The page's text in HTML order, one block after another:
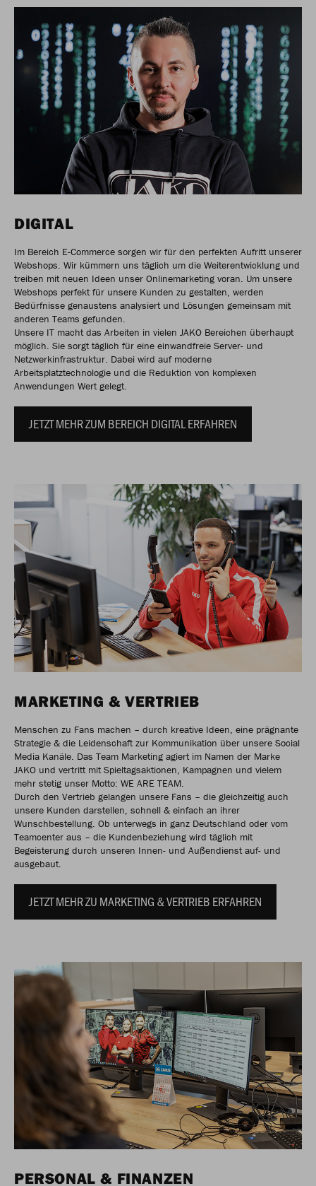
DIGITAL
Im Bereich E-Commerce sorgen wir für den perfekten Aufritt unserer
Webshops. Wir kümmern uns täglich um die Weiterentwicklung und
treiben mit neuen Ideen unser Onlinemarketing voran. Um unsere
Webshops perfekt für unsere Kunden zu gestalten, werden
Bedürfnisse genaustens analysiert und Lösungen gemeinsam mit
anderen Teams gefunden.
Unsere IT macht das Arbeiten in vielen JAKO Bereichen überhaupt
möglich. Sie sorgt täglich für eine einwandfreie Server- und
Netzwerkinfrastruktur. Dabei wird auf moderne
Arbeitsplatztechnologie und die Reduktion von komplexen
Anwendungen Wert gelegt.
JETZT MEHR ZUM BEREICH DIGITAL ERFAHREN
MARKETING & VERTRIEB
Menschen zu Fans machen – durch kreative Ideen, eine prägnante
Strategie & die Leidenschaft zur Kommunikation über unsere Social
Media Kanäle. Das Team Marketing agiert im Namen der Marke
JAKO und vertritt mit Spieltagsaktionen, Kampagnen und vielem
mehr stetig unser Motto: WE ARE TEAM.
Durch den Vertrieb gelangen unsere Fans – die gleichzeitig auch
unsere Kunden darstellen, schnell & einfach an ihrer
Wunschbestellung. Ob unterwegs in ganz Deutschland oder vom
Teamcenter aus – die Kundenbeziehung wird täglich mit
Begeisterung durch unseren Innen- und Außendienst auf- und
ausgebaut.
JETZT MEHR ZU MARKETING & VERTRIEB ERFAHREN
PERSONAL & FINANZEN